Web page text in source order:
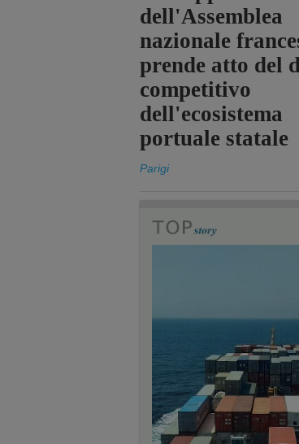
dell'Assemblea
nazionale
prende atto del
competitivo
dell'ecosistema
portuale statale
Parigi